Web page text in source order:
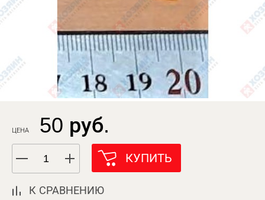
ЦЕНА 50 руб.
КУПИТЬ
К СРАВНЕНИЮ